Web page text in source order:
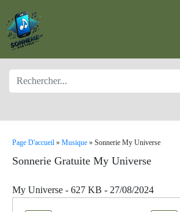
Page D'accueil » Musique » Sonnerie My Universe
Sonnerie Gratuite My Universe
My Universe - 627 KB - 27/08/2024